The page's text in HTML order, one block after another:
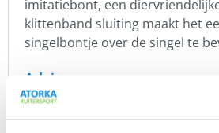
imitatiebont, een
klittenband sluiting maakt het
singelbontje over de singel te
Advies
Heb je advies nodig met
van je zadel of de keus van een